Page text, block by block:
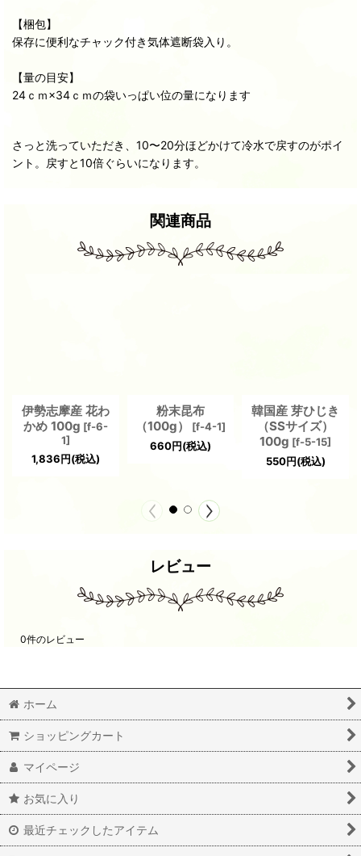
【梱包】
保存に便利なチャック付き気体遮断袋入り。
【量の目安】
24ｃｍ×34ｃｍの袋いっぱい位の量になります
さっと洗っていただき、10〜20分ほどかけて冷水で戻すのがポイ
ント。戻すと10倍ぐらいになります。
関連商品
伊勢志摩産 花わ
かめ 100g [f-6-
1]
1,836円(税込)
粉末昆布
（100g）
[f-4-1]
660円(税込)
韓国産 芽ひじき
（SSサイズ）
100g [f-5-15]
550円(税込)
レビュー
0件のレビュー
ホーム
ショッピングカート
マイページ
お気に入り
最近チェックしたアイテム